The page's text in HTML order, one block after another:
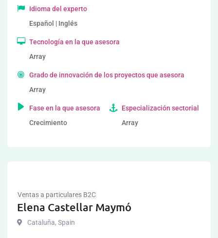
Idioma del experto
Español | Inglés
Tecnología en la que asesora
Array
Grado de innovación de los proyectos que asesora
Array
Fase en la que asesora
Crecimiento
Especialización sectorial
Array
Ventas a particulares B2C
Elena Castellar Maymó
Cataluña, Spain